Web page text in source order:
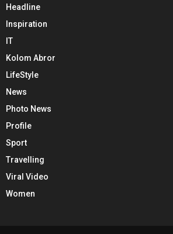
Headline
Inspiration
IT
Kolom Abror
LifeStyle
News
Photo News
Profile
Sport
Travelling
Viral Video
Women